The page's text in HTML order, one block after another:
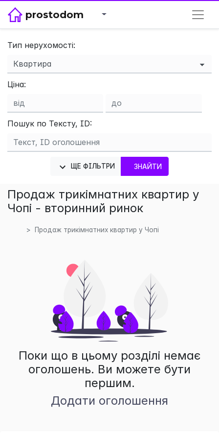
prostodom
Тип нерухомості:
Ціна:
Пошук по Тексту, ID:
ЩЕ ФІЛЬТРИ ЗНАЙТИ
Продаж трикімнатних квартир у
Чопі - вторинний ринок
Продаж трикімнатних квартир у Чопі
Поки що в цьому розділі немає
оголошень. Ви можете бути
першим.
Додати оголошення
×